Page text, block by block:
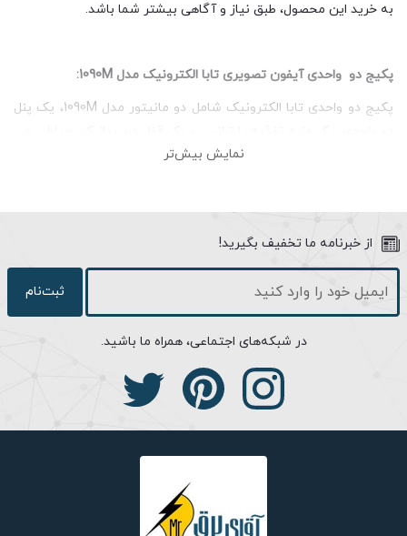
به خرید این محصول، طبق نیاز و آگاهی بیشتر شما باشد.
پکیج دو واحدی آیفون تصویری تابا الکترونیک مدل 1090M:
پکیج دو واحدی تابا الکترونیک شامل دو مانیتور مدل 1090M، یک پنل
باشد. این پنل طبق نظر مشتریان قابل انتخاب می باشد که می توانند
ویژگی های مانیتور مدل1090M
:
آیفون تصویری تابا مدل 1090ظاهری کاملا خاص و منحصر به فرد دارد
عکس را در خود ذخیره کند که با اضافه کردن حافظه خارجی می‌توان
ویژگی های پنل مدل ثمین :
نمایش بیش‌تر
از خبرنامه ما تخفیف بگیرید!
ثبت‌نام
در شبکه‌های اجتماعی، همراه ما باشید.